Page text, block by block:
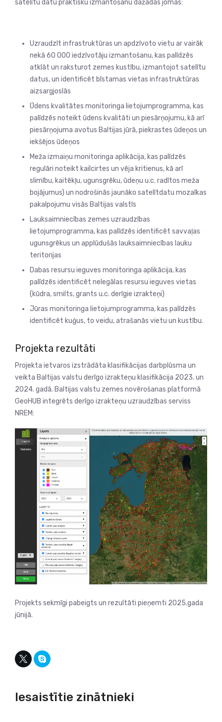
satelītu datu praktisku izmantošanu dažādās jomās:
Uzraudzīt infrastruktūras un apdzīvoto vietu ar vairāk
nekā 60 000 iedzīvotāju izmantošanu, kas palīdzēs
atklāt un raksturot zemes kustību, izmantojot satelītu
datus, un identificēt bīstamas vietas infrastruktūras
aizsargjoslās
Ūdens kvalitātes monitoringa lietojumprogramma, kas
palīdzēs noteikt ūdens kvalitāti un piesārņojumu, kā arī
piesārņojuma avotus Baltijas jūrā, piekrastes ūdeņos un
iekšējos ūdeņos
Meža izmaiņu monitoringa aplikācija, kas palīdzēs
regulāri noteikt kailcirtes un vēja kritienus, kā arī
slimību, kaitēkļu, ugunsgrēku, ūdeņu u.c. radītos meža
bojājumus) un nodrošinās jaunāko satelītdatu mozaīkas
pakalpojumu visās Baltijas valstīs
Lauksaimniecības zemes uzraudzības
lietojumprogramma, kas palīdzēs identificēt savvaļas
ugunsgrēkus un applūdušās lauksaimniecības lauku
teritorijas
Dabas resursu ieguves monitoringa aplikācija, kas
palīdzēs identificēt nelegālas resursu ieguves vietas
(kūdra, smilts, grants u.c. derīgie izrakteņi)
Jūras monitoringa lietojumprogramma, kas palīdzēs
identificēt kuģus, to veidu, atrašanās vietu un kustību.
Projekta rezultāti
Projekta ietvaros izstrādāta klasifikācijas darbplūsma un
veikta Baltijas valstu derīgo izrakteņu klasifikācija 2023. un
2024. gadā. Baltijas valstu zemes novērošanas platformā
GeoHUB integrēts derīgo izrakteņu uzraudzības serviss
NREM:
Projekts sekmīgi pabeigts un rezultāti pieņemti 2025.gada
jūnijā.
Iesaistītie zinātnieki